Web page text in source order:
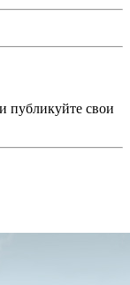
публикуйте свои